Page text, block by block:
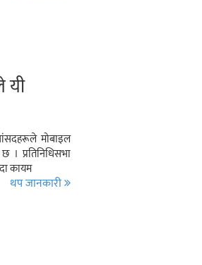
मोबाइल
। प्रतिनिधिसभा
कायम
थप जानकारी